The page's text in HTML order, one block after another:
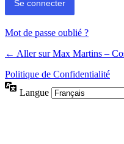
Mot de passe oublié ?
← Aller sur Max Martins –
Politique de Confidentialité
Langue